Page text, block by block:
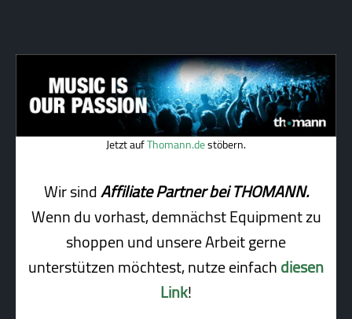
Jetzt aufThomann.destöbern.
Wir sindAffiliate Partner bei THOMANN.
Wenn du vorhast, demnächst Equipment zu
shoppen und unsere Arbeit gerne
unterstützen möchtest, nutze einfachdiesen
Link!